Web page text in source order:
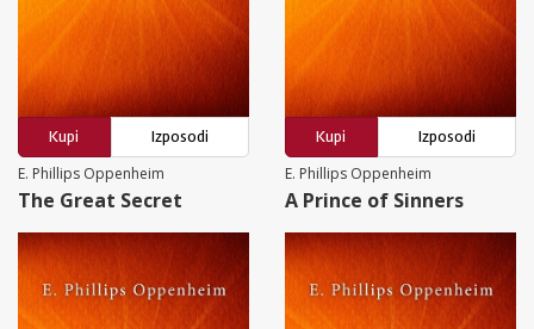
Kupi
Izposodi
E. Phillips Oppenheim
The Great Secret
Kupi
Izposodi
E. Phillips Oppenheim
A Prince of Sinners